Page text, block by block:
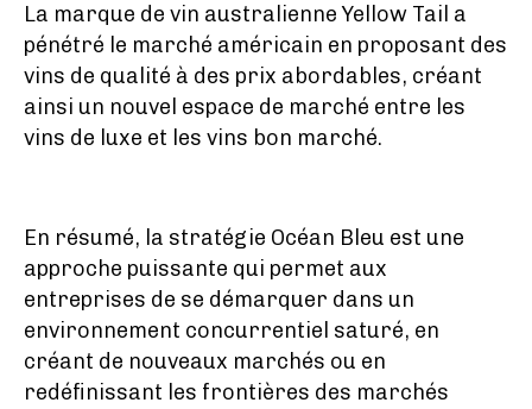
La marque de vin australienne Yellow Tail a
pénétré le marché américain en proposant des
vins de qualité à des prix abordables, créant
ainsi un nouvel espace de marché entre les
vins de luxe et les vins bon marché.
En résumé, la stratégie Océan Bleu est une
approche puissante qui permet aux
entreprises de se démarquer dans un
environnement concurrentiel saturé, en
créant de nouveaux marchés ou en
redéfinissant les frontières des marchés